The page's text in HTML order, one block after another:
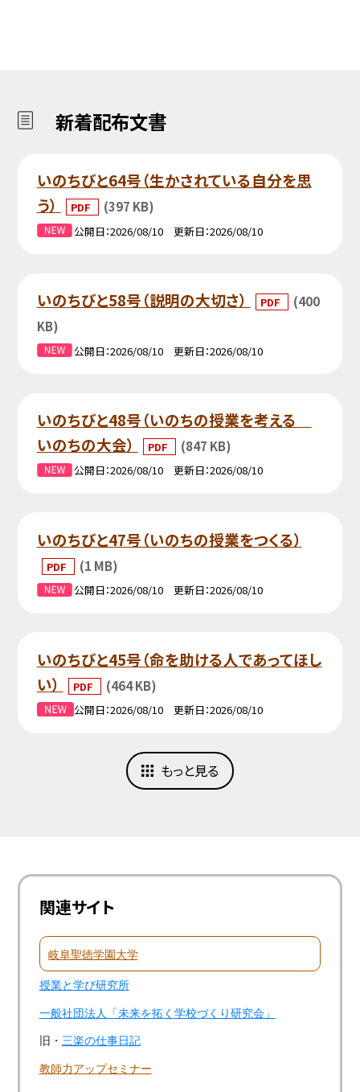
新着配布文書
いのちびと64号（生かされている自分を思
う）
PDF (397 KB)
公開日 2026/08/10 更新日 2026/08/10
いのちびと58号（説明の大切さ） PDF
(400
KB)
公開日 2026/08/10 更新日 2026/08/10
いのちびと48号（いのちの授業を考える
いのちの大会）
PDF (847 KB)
公開日 2026/08/10 更新日 2026/08/10
いのちびと47号（いのちの授業をつくる）
PDF (1 MB)
公開日 2026/08/10 更新日 2026/08/10
いのちびと45号（命を助ける人であってほし
い）
PDF (464 KB)
公開日 2026/08/10 更新日 2026/08/10
もっと見る
関連サイト
岐阜聖徳学園大学
授業と学び研究所
一般社団法人「未来を拓く学校づくり研究会」
旧・ 三楽の仕事日記
教師力アップセミナー